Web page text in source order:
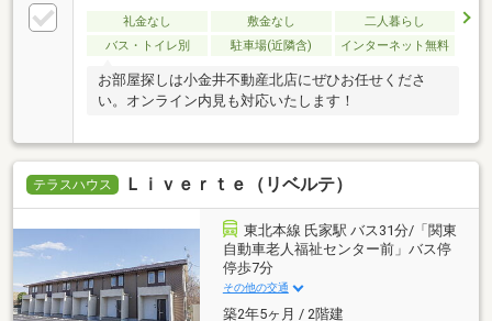
礼金なし 敷金なし
二人暮らし
バス・トイレ別
駐車場(近隣含) インターネット無料
お部屋探しは小金井不動産北店にぜひお任せくださ
い。オンライン内見も対応いたします！
テラスハウス Ｌｉｖｅｒｔｅ（リベルテ）
東北本線 氏家駅 バス31分/「関東
自動車老人福祉センター前」バス停
停歩7分
その他の交通
築2年5ヶ月 / 2階建